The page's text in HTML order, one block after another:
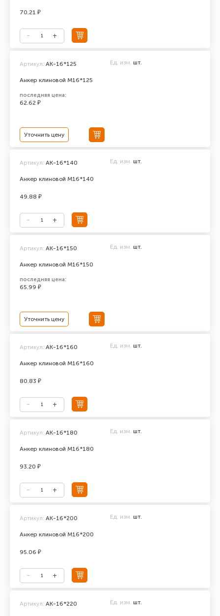
70.21 ₽
Анкер клиновой М16*125
Артикул: AK-16*125 Ед. изм. шт.
последняя цена:
62.62 ₽
Уточнить цену
Анкер клиновой М16*140
Артикул: АК-16*140 Ед. изм. шт.
49.88 ₽
Анкер клиновой М16*150
Артикул: АК-16*150 Ед. изм. шт.
последняя цена:
65.99 ₽
Уточнить цену
Анкер клиновой М16*160
Артикул: АК-16*160 Ед. изм. шт.
80.83 ₽
Анкер клиновой М16*180
Артикул: АК-16*180 Ед. изм. шт.
93.20 ₽
Анкер клиновой М16*200
Артикул: АК-16*200 Ед. изм. шт.
95.06 ₽
Артикул: АК-16*220 Ед. изм. шт.